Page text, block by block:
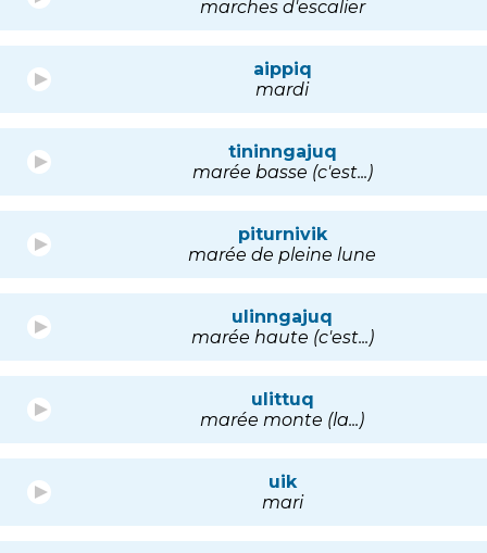
marches d'escalier
aippiq
mardi
tininngajuq
marée basse (c'est...)
piturnivik
marée de pleine lune
ulinngajuq
marée haute (c'est...)
ulittuq
marée monte (la...)
uik
mari